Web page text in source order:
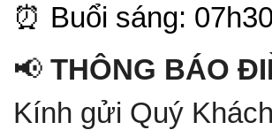
⏰ Buổi sáng:
📢 THÔNG BÁO
Kính gửi Quý